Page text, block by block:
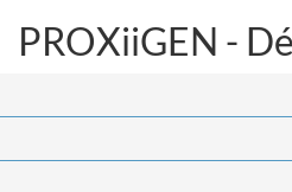
PROXiiGEN -